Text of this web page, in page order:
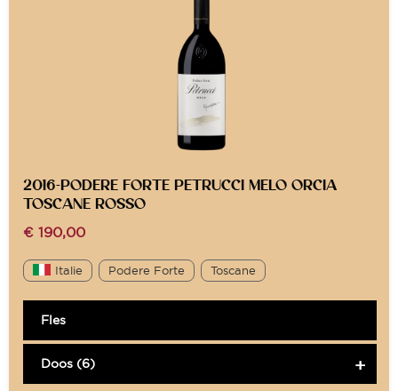
2016-PODERE FORTE PETRUCCI MELO ORCIA
TOSCANE ROSSO
€ 190,00
Italie Podere Forte Toscane
Fles
Doos (6)